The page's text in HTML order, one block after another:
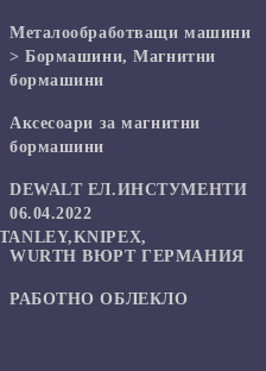
Mеталообработващи машини
> Бормашини, Магнитни
бормашини
Аксесоари за магнитни
бормашини
DEWALT ЕЛ.ИНСТУМЕНТИ
06.04.2022
WURTH ВЮРТ ГЕРМАНИЯ
РАБОТНО ОБЛЕКЛО